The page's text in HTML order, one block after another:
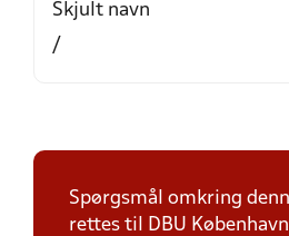
Skjult navn
/
Spørgsmål omkring
rettes til DBU